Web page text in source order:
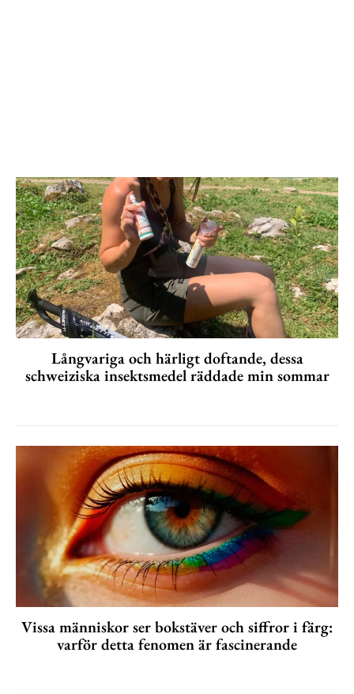
Långvariga och härligt doftande, dessa
schweiziska insektsmedel räddade min sommar
Vissa människor ser bokstäver och siffror i färg:
varför detta fenomen är fascinerande